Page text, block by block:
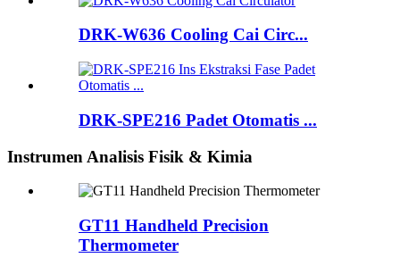
DRK-W636 Cooling Cai Circ...
DRK-SPE216 Padet Otomatis ...
Instrumen Analisis Fisik & Kimia
GT11 Handheld Precision
Thermometer